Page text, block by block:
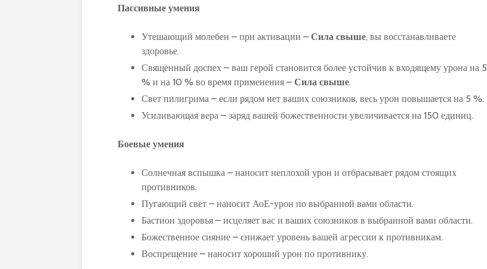
Пассивные умения
Утешающий молебен – при активации – Сила свыше, вы восстанавливаете
здоровье.
Священный доспех – ваш герой становится более устойчив к входящему урона на 5
% и на 10 % во время применения – Сила свыше.
Свет пилигрима – если рядом нет ваших союзников, весь урон повышается на 5 %.
Усиливающая вера – заряд вашей божественности увеличивается на 150 единиц.
Боевые умения
Солнечная вспышка – наносит неплохой урон и отбрасывает рядом стоящих
противников.
Пугающий свет – наносит АоЕ-урон по выбранной вами области.
Бастион здоровья – исцеляет вас и ваших союзников в выбранной вами области.
Божественное сияние – снижает уровень вашей агрессии к противникам.
Воспрещение – наносит хороший урон по противнику.
в World of Warcraft:
стратегии и тактики
Обновленное
руководство по